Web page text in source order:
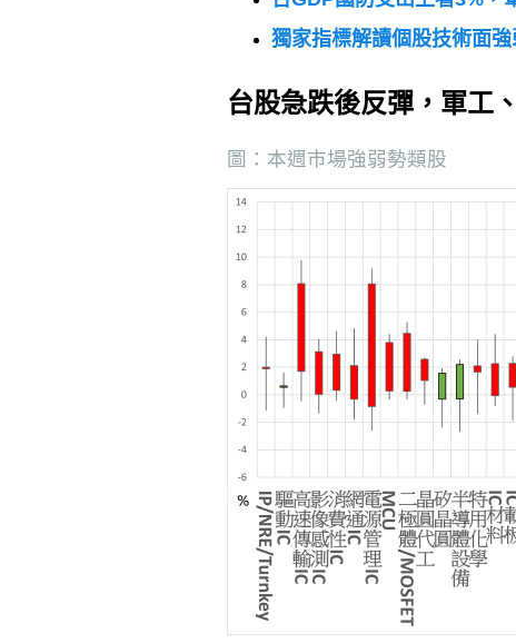
獨家指標解讀個股技術面強
台股急跌後反彈，軍工
圖：本週市場強弱勢類股